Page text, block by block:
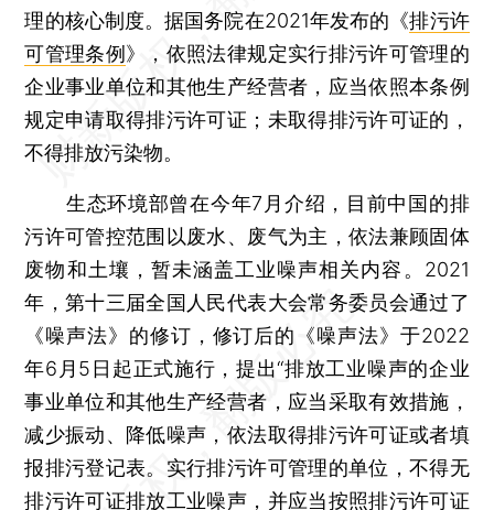
理的核心制度。据国务院在2021年发布的《排污许
可管理条例》，依照法律规定实行排污许可管理的
企业事业单位和其他生产经营者，应当依照本条例
规定申请取得排污许可证；未取得排污许可证的，
不得排放污染物。
生态环境部曾在今年7月介绍，目前中国的排
污许可管控范围以废水、废气为主，依法兼顾固体
废物和土壤，暂未涵盖工业噪声相关内容。2021
年，第十三届全国人民代表大会常务委员会通过了
《噪声法》的修订，修订后的《噪声法》于2022
年6月5日起正式施行，提出“排放工业噪声的企业
事业单位和其他生产经营者，应当采取有效措施，
减少振动、降低噪声，依法取得排污许可证或者填
报排污登记表。实行排污许可管理的单位，不得无
排污许可证排放工业噪声，并应当按照排污许可证